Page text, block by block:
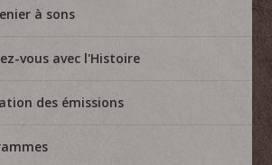
à sons
vous avec l'Histoire
des émissions